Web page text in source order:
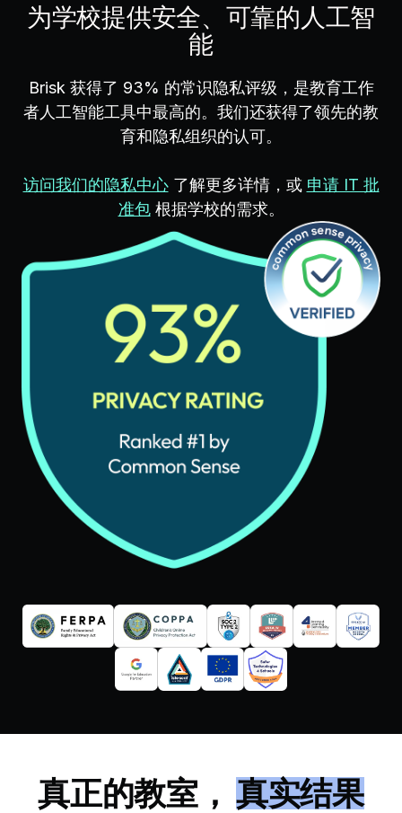
为学校提供安全、可靠的人工智
能
Brisk 获得了 93% 的常识隐私评级，是教育工作
者人工智能工具中最高的。我们还获得了领先的教
育和隐私组织的认可。
访问我们的隐私中心了解更多详情，或 申请 IT 批
准包根据学校的需求。
真正的教室， 真实结果